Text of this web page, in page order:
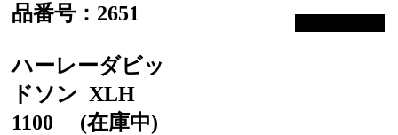
品番号：2651
ハーレーダビッ
ドソン XLH
1100
(在庫中)